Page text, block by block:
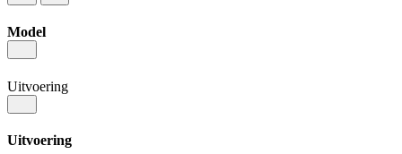
Model
Uitvoering
Uitvoering